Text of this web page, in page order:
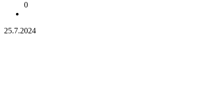
0
25.7.2024